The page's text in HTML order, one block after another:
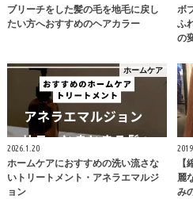
ブリーチをした髪の毛を地毛に戻し
たい方へおすすめのヘアカラー
ボ
ふ
の
ホームケア
2026.1.20
ホームケアにおすすめの洗い流さな
いトリートメント・アネラエマルジ
ョン
麗
み